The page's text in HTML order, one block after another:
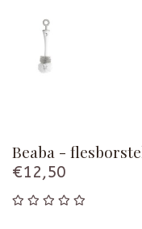
Beaba -
€12,50